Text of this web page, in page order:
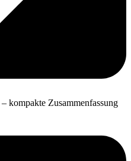
– kompakte Zusammenfassung